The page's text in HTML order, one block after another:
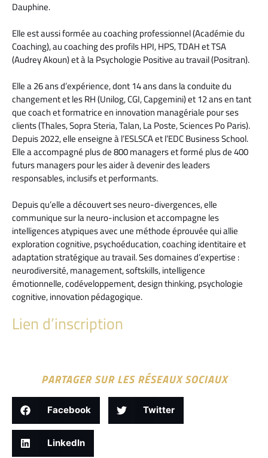
Dauphine.
Elle est aussi formée au coaching professionnel (Académie du
Coaching), au coaching des profils HPI, HPS, TDAH et TSA
(Audrey Akoun) et à la Psychologie Positive au travail (Positran).
Elle a 26 ans d’expérience, dont 14 ans dans la conduite du
changement et les RH (Unilog, CGI, Capgemini) et 12 ans en tant
que coach et formatrice en innovation managériale pour ses
clients (Thales, Sopra Steria, Talan, La Poste, Sciences Po Paris).
Depuis 2022, elle enseigne à l’ESLSCA et l’EDC Business School.
Elle a accompagné plus de 800 managers et formé plus de 400
futurs managers pour les aider à devenir des leaders
responsables, inclusifs et performants.
Depuis qu’elle a découvert ses neuro-divergences, elle
communique sur la neuro-inclusion et accompagne les
intelligences atypiques avec une méthode éprouvée qui allie
exploration cognitive, psychoéducation, coaching identitaire et
adaptation stratégique au travail. Ses domaines d’expertise :
neurodiversité, management, softskills, intelligence
émotionnelle, codéveloppement, design thinking, psychologie
cognitive, innovation pédagogique.
Lien d’inscription
PARTAGER SUR LES RÉSEAUX SOCIAUX
Facebook Twitter
LinkedIn